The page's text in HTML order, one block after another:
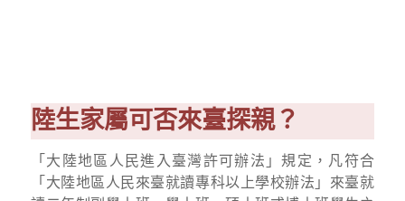
陸生家屬可否來臺探親？
「大陸地區人民進入臺灣許可辦法」規定，凡符合
「大陸地區人民來臺就讀專科以上學校辦法」來臺就